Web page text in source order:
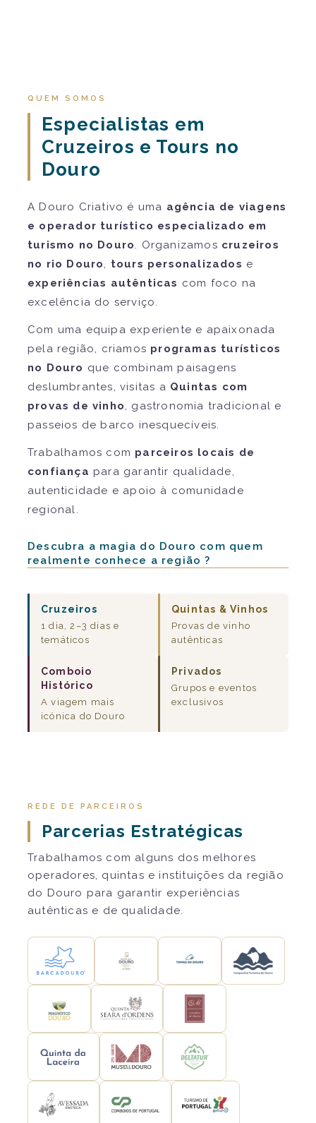
QUEM SOMOS
Especialistas em
Cruzeiros e Tours no
Douro
A Douro Criativo é uma agência de viagens
e operador turístico especializado em
turismo no Douro. Organizamos cruzeiros
no rio Douro, tours personalizados e
experiências autênticas com foco na
excelência do serviço.
Com uma equipa experiente e apaixonada
pela região, criamos programas turísticos
no Douro que combinam paisagens
deslumbrantes, visitas a Quintas com
provas de vinho, gastronomia tradicional e
passeios de barco inesquecíveis.
Trabalhamos com parceiros locais de
confiança para garantir qualidade,
autenticidade e apoio à comunidade
regional.
Descubra a magia do Douro com quem
realmente conhece a região ?
Cruzeiros
1 dia, 2–3 dias e
temáticos
Quintas & Vinhos
Provas de vinho
autênticas
Comboio
Histórico
A viagem mais
icónica do Douro
Privados
Grupos e eventos
exclusivos
REDE DE PARCEIROS
Parcerias Estratégicas
Trabalhamos com alguns dos melhores
operadores, quintas e instituições da região
do Douro para garantir experiências
autênticas e de qualidade.